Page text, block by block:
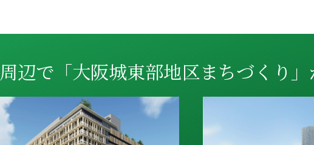
辺で「大阪城東部地区まちづくり